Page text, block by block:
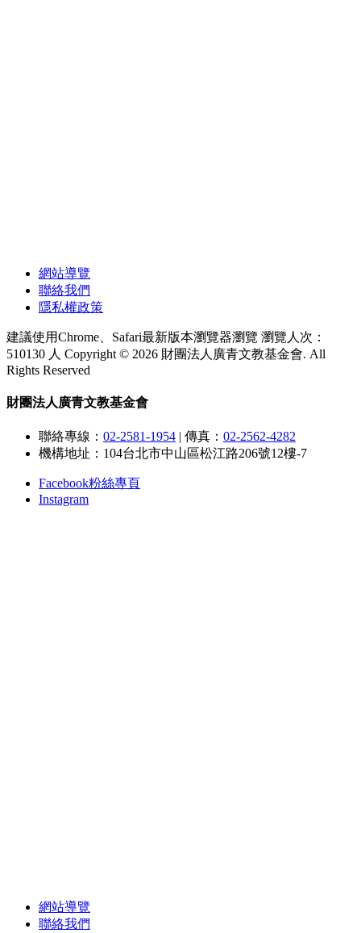
網站導覽
聯絡我們
隱私權政策
建議使用Chrome、Safari最新版本瀏覽器瀏覽 瀏覽人次：
510130 人 Copyright © 2026 財團法人廣青文教基金會. All
Rights Reserved
財團法人廣青文教基金會
聯絡專線： 02-2581-1954 | 傳真： 02-2562-4282
機構地址：104台北市中山區松江路206號12樓-7
Facebook粉絲專頁
Instagram
網站導覽
聯絡我們